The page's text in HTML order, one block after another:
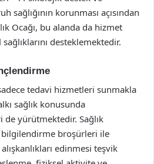
sağlığının korunması açısından
Ocağı, bu alanda da hizmet
desteklemektedir.
tedavi hizmetleri sunmakla
sağlık konusunda
yürütmektedir. Sağlık
broşürleri ile
edinmesi teşvik